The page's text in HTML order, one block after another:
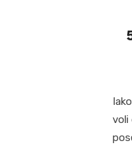
voli